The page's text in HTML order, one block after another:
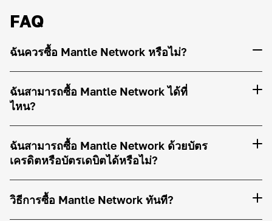
FAQ
ฉันควรซื้อ Mantle Network หรือไม่?
ฉันสามารถซื้อ Mantle Network ได้ที่
ไหน?
ฉันสามารถซื้อ Mantle Network ด้วยบัตร
เครดิตหรือบัตรเดบิตได้หรือไม่?
วิธีการซื้อ Mantle Network ทันที?